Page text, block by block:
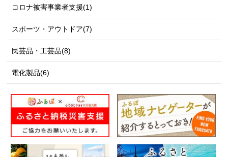
コロナ被害事業者支援(1)
スポーツ・アウトドア(7)
民芸品・工芸品(8)
電化製品(6)